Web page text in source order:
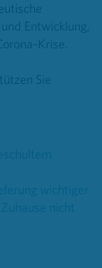
Entwicklung,
Krise.
Sie
wichtiger
nicht